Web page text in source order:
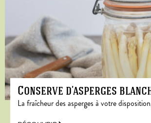
Conserve d’asperges
La fraîcheur des asperges à votre